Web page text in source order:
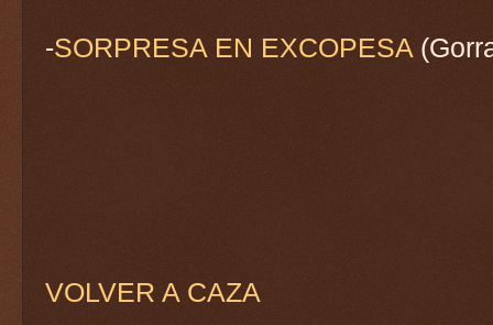
-SORPRESA EN EXCOPESA
VOLVER A CAZA